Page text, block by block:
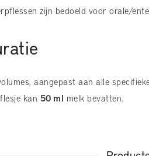
zijn bedoeld voor orale/
aangepast aan alle
kan 50 ml melk bevatten.